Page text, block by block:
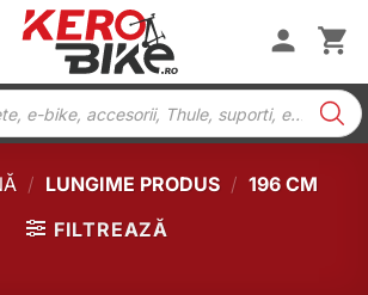
/ LUNGIME PRODUS / 196 CM
FILTREAZĂ